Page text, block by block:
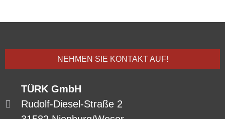
NEHMEN SIE KONTAKT AUF!
TÜRK GmbH
Rudolf-Diesel-Straße 2